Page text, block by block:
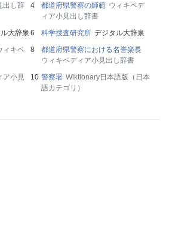
出し辞
都道府県警察の師範 ウィキペデ
ィア小見出し辞書
大辞泉 科学捜査研究所 デジタル大辞泉
ィキペ
都道府県警察における名誉楽長
ウィキペディア小見出し辞書
ア小見
警察署 Wiktionary日本語版（日本
語カテゴリ）